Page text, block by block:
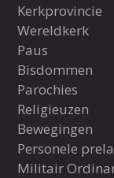
Kerkprovincie
Wereldkerk
Paus
Bisdommen
Parochies
Religieuzen
Bewegingen
Personele
Militair